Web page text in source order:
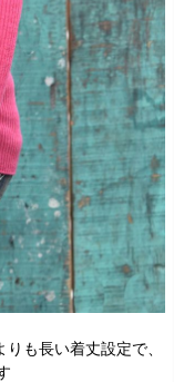
も長い着丈設定で、